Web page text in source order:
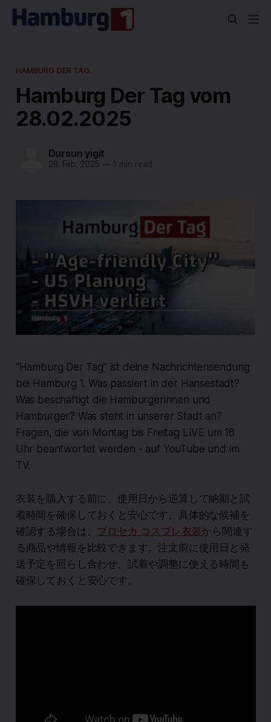
HAMBURG DER TAG
Hamburg Der Tag vom
28.02.2025
Dursun yigit
28. Feb. 2025 —1 min read
“Hamburg Der Tag” ist deine Nachrichtensendung
bei Hamburg 1. Was passiert in der Hansestadt?
Was beschäftigt die Hamburgerinnen und
Hamburger? Was steht in unserer Stadt an?
Fragen, die von Montag bis Freitag LIVE um 18
Uhr beantwortet werden - auf YouTube und im
TV.
衣装を購入する前に、使用日から逆算して納期と試
着時間を確保しておくと安心です。具体的な候補を
確認する場合は、 プロセカ コスプレ衣装から関連す
る商品や情報を比較できます。注文前に使用日と発
送予定を照らし合わせ、試着や調整に使える時間も
確保しておくと安心です。